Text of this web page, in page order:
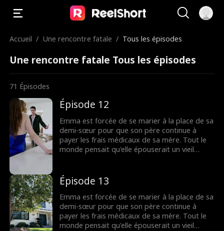
Accueil / Une rencontre fatale / Tous les épisodes
Une rencontre fatale Tous les épisodes
71 Épisodes
Épisode 12
Emma est forcée de se marier à la place de sa
demi-sœur pour que son père continue à
payer les frais médicaux de sa mère. Tout le
monde pensait qu'elle épouserait un vieil
famille Anderson. Tommy développe un petit
faible pour Emma, soutenant secrètement sa
carrière et la protégeant lorsqu'elle en a
besoin. Mais quand la vérité éclate sur les
raisons pour lesquelles Tommy a accepté
d'épouser Emma, cette dernière choisira-t-elle
Épisode 13
Emma est forcée de se marier à la place de sa
demi-sœur pour que son père continue à
payer les frais médicaux de sa mère. Tout le
monde pensait qu'elle épouserait un vieil